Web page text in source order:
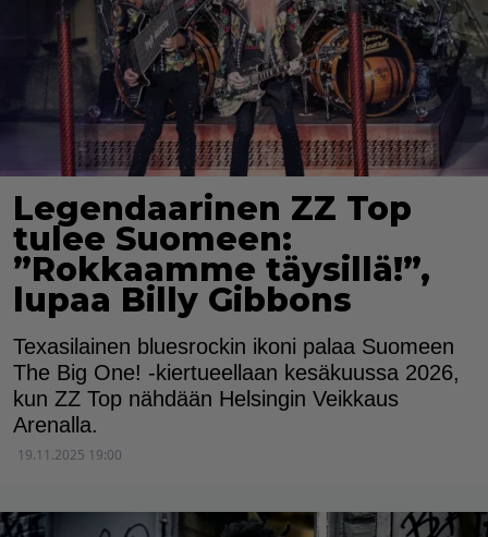
Legendaarinen ZZ Top
tulee Suomeen:
”Rokkaamme täysillä!”,
lupaa Billy Gibbons
Texasilainen bluesrockin ikoni palaa Suomeen
The Big One! -kiertueellaan kesäkuussa 2026,
kun ZZ Top nähdään Helsingin Veikkaus
Arenalla.
19.11.2025 19:00